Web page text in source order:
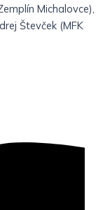
Michalovce),
Števček (MFK